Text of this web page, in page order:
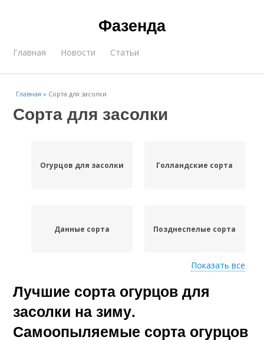
Фазенда
Главная Новости Статьи
Главная » Сорта для засолки
Сорта для засолки
Огурцов для засолки Голландские сорта
Данные сорта Позднеспелые сорта
Родничок для
засолки
Ранние сорта
Показать все
Лучшие сорта огурцов для
засолки на зиму.
Самоопыляемые сорта огурцов